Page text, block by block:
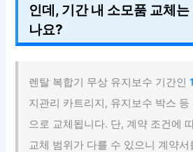
인데, 기간 내 소모품 교체
나요?
렌탈 복합기 무상 유지보수 기간인
지관리 카트리지, 유지보수 박스
으로 교체됩니다. 단, 계약 조건에
교체 범위가 다를 수 있으니 계약